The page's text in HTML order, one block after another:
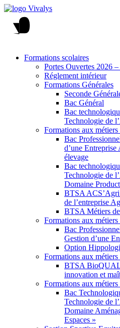
Formations scolaires
Portes Ouvertes 2026
Réglement intérieur
Formations Générales
Seconde
Bac Général
Bac
Technologie de
Formations aux
Bac
d’une
élevage
Bac
Technologie de
Domaine
BTSA ACS’Agri
de l’entreprise
BTSA Métiers
Formations aux
Bac
Gestion d’une
Option
Formations aux
BTSA
innovation et
Formations aux
Bac
Technologie de
Domaine
Espaces »